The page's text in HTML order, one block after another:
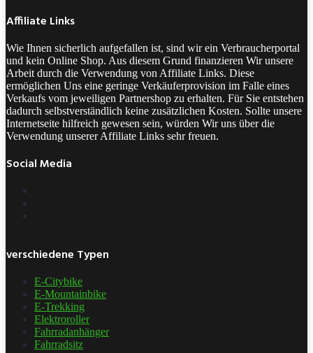
Affiliate Links
Wie Ihnen sicherlich aufgefallen ist, sind wir ein Verbraucherportal
und kein Online Shop. Aus diesem Grund finanzieren Wir unsere
Arbeit durch die Verwendung von Affiliate Links. Diese
ermöglichen Uns eine geringe Verkäuferprovision im Falle eines
Verkaufs vom jeweiligen Partnershop zu erhalten. Für Sie entstehen
dadurch selbstverständlich keine zusätzlichen Kosten. Sollte unsere
Internetseite hilfreich gewesen sein, würden Wir uns über die
Verwendung unserer Affiliate Links sehr freuen.
Social Media
verschiedene Typen
E-Citybike
E-Mountainbike
E-Trekking
Elektroroller
Fahrradanhänger
Fahrradsitz